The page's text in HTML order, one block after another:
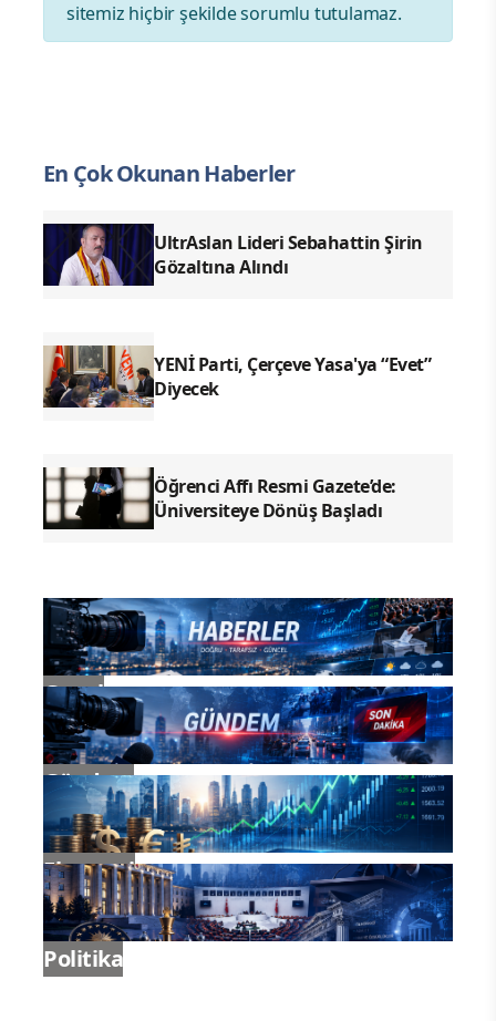
sitemiz hiçbir şekilde sorumlu tutulamaz.
En Çok Okunan Haberler
UltrAslan Lideri Sebahattin Şirin
Gözaltına Alındı
YENİ Parti, Çerçeve Yasa'ya “Evet”
Diyecek
Öğrenci Affı Resmi Gazete’de:
Üniversiteye Dönüş Başladı
Genel
Gündem
Ekonomi
Politika